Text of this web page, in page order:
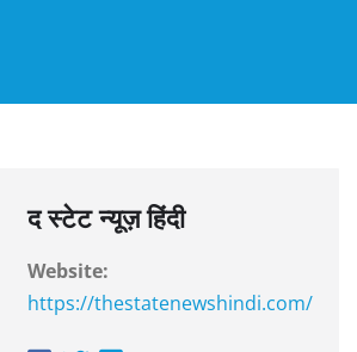
द स्टेट न्यूज़ हिंदी
Website:
https://thestatenewshindi.com/